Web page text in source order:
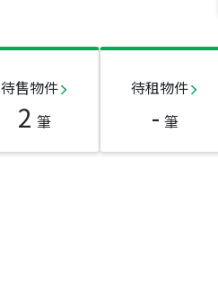
待售物件
2 筆
待租物件
- 筆